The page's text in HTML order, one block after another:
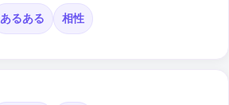
あるある 相性